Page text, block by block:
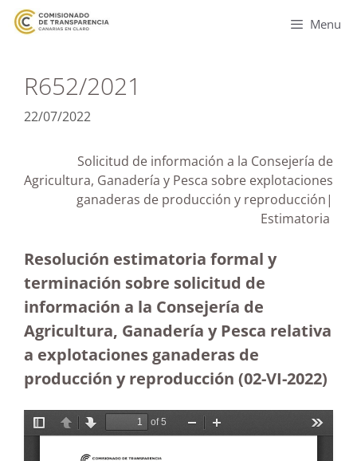
Menu
R652/2021
22/07/2022
Solicitud de información a la Consejería de
Agricultura, Ganadería y Pesca sobre explotaciones
ganaderas de producción y reproducción|
Estimatoria
Resolución estimatoria formal y
terminación sobre solicitud de
información a la Consejería de
Agricultura, Ganadería y Pesca relativa
a explotaciones ganaderas de
producción y reproducción (02-VI-2022)